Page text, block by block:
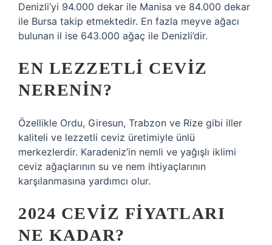
Denizli’yi 94.000 dekar ile Manisa ve 84.000 dekar
ile Bursa takip etmektedir. En fazla meyve ağacı
bulunan il ise 643.000 ağaç ile Denizli’dir.
EN LEZZETLI CEVIZ
NERENIN?
Özellikle Ordu, Giresun, Trabzon ve Rize gibi iller
kaliteli ve lezzetli ceviz üretimiyle ünlü
merkezlerdir. Karadeniz’in nemli ve yağışlı iklimi
ceviz ağaçlarının su ve nem ihtiyaçlarının
karşılanmasına yardımcı olur.
2024 CEVIZ FIYATLARI
NE KADAR?